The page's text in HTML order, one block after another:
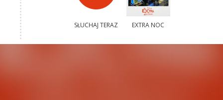
SŁUCHAJ TERAZ EXTRA NOC